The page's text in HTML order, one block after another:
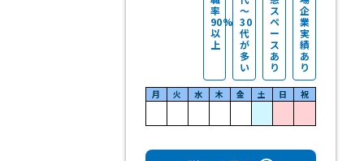
率
90%
以
上
～
30
代
が
多
い
ス
ペ
ー
ス
あ
り
企
業
実
績
あ
り
月 火 水 木 金 土 日 祝